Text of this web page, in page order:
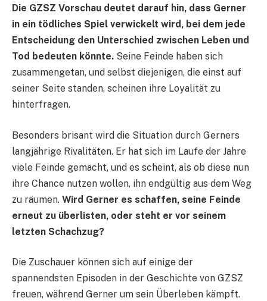
Die GZSZ Vorschau deutet darauf hin, dass Gerner
in ein tödliches Spiel verwickelt wird, bei dem jede
Entscheidung den Unterschied zwischen Leben und
Tod bedeuten könnte. Seine Feinde haben sich
zusammengetan, und selbst diejenigen, die einst auf
seiner Seite standen, scheinen ihre Loyalität zu
hinterfragen.
Besonders brisant wird die Situation durch Gerners
langjährige Rivalitäten. Er hat sich im Laufe der Jahre
viele Feinde gemacht, und es scheint, als ob diese nun
ihre Chance nutzen wollen, ihn endgültig aus dem Weg
zu räumen. Wird Gerner es schaffen, seine Feinde
erneut zu überlisten, oder steht er vor seinem
letzten Schachzug?
Die Zuschauer können sich auf einige der
spannendsten Episoden in der Geschichte von GZSZ
freuen, während Gerner um sein Überleben kämpft.